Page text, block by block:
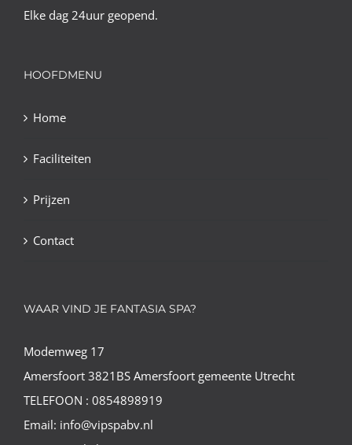
Elke dag 24uur geopend.
HOOFDMENU
Home
Faciliteiten
Prijzen
Contact
WAAR VIND JE FANTASIA SPA?
Modemweg 17
Amersfoort 3821BS Amersfoort gemeente Utrecht
TELEFOON : 0854898919
Email: info@vipspabv.nl